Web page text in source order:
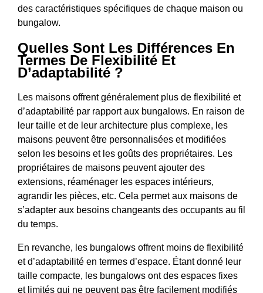
des caractéristiques spécifiques de chaque maison ou
bungalow.
Quelles Sont Les Différences En
Termes De Flexibilité Et
D’adaptabilité ?
Les maisons offrent généralement plus de flexibilité et
d’adaptabilité par rapport aux bungalows. En raison de
leur taille et de leur architecture plus complexe, les
maisons peuvent être personnalisées et modifiées
selon les besoins et les goûts des propriétaires. Les
propriétaires de maisons peuvent ajouter des
extensions, réaménager les espaces intérieurs,
agrandir les pièces, etc. Cela permet aux maisons de
s’adapter aux besoins changeants des occupants au fil
du temps.
En revanche, les bungalows offrent moins de flexibilité
et d’adaptabilité en termes d’espace. Étant donné leur
taille compacte, les bungalows ont des espaces fixes
et limités qui ne peuvent pas être facilement modifiés